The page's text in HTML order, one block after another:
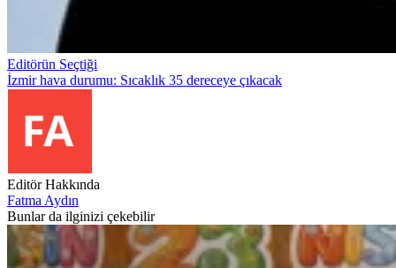
Editörün Seçtiği
İzmir hava durumu: Sıcaklık 35 dereceye çıkacak
Editör Hakkında
Fatma Aydın
Bunlar da ilginizi çekebilir